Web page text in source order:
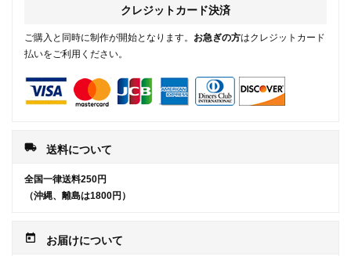
クレジットカード決済
ご購入と同時に制作が開始となります。 お急ぎの方はクレジットカード
払いをご利用ください。
local_shipping 送料について
全国一律送料250円
（沖縄、離島は1800円）
today お届けについて